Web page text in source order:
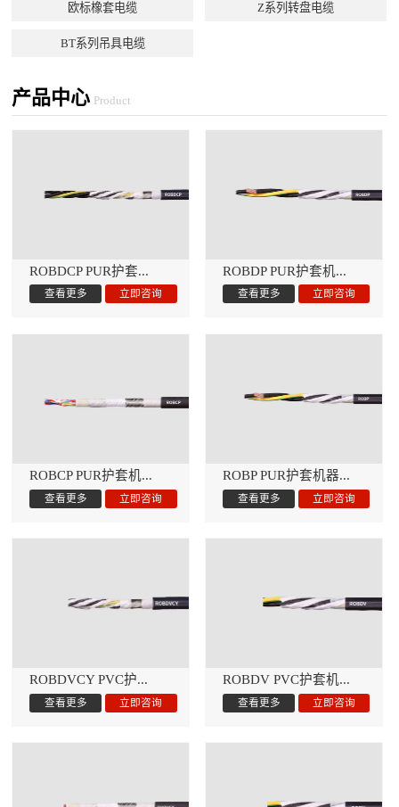
欧标橡套电缆 Z系列转盘电缆
BT系列吊具电缆
产品中心 Product
ROBDCP PUR护套... ROBDP PUR护套机...
ROBCP PUR护套机... ROBP PUR护套机器...
ROBDVCY PVC护... ROBDV PVC护套机...